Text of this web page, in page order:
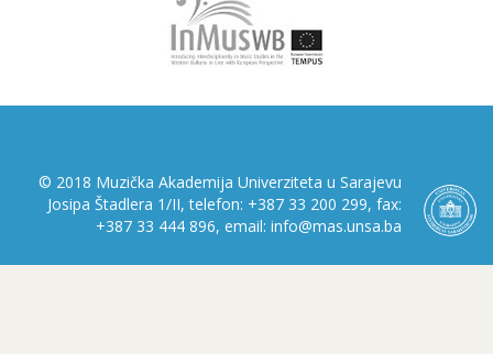
© 2018 Muzička Akademija Univerziteta u Sarajevu
Josipa Štadlera 1/II, telefon: +387 33 200 299, fax:
+387 33 444 896, email: info@mas.unsa.ba